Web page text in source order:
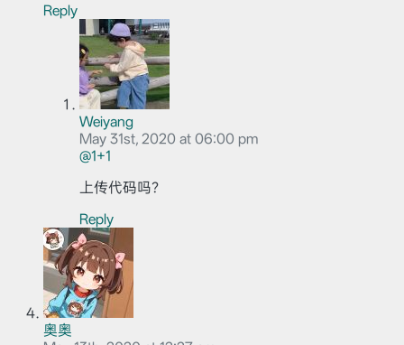
Reply
Weiyang
May 31st, 2020 at 06:00 pm
@1+1
上传代码吗？
Reply
奥奥